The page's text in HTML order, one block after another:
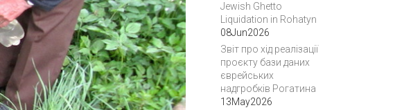
Jewish Ghetto
Liquidation in Rohatyn
08Jun2026
Звіт про хід реалізації
проєкту бази даних
єврейських
надгробків Рогатина
13May2026